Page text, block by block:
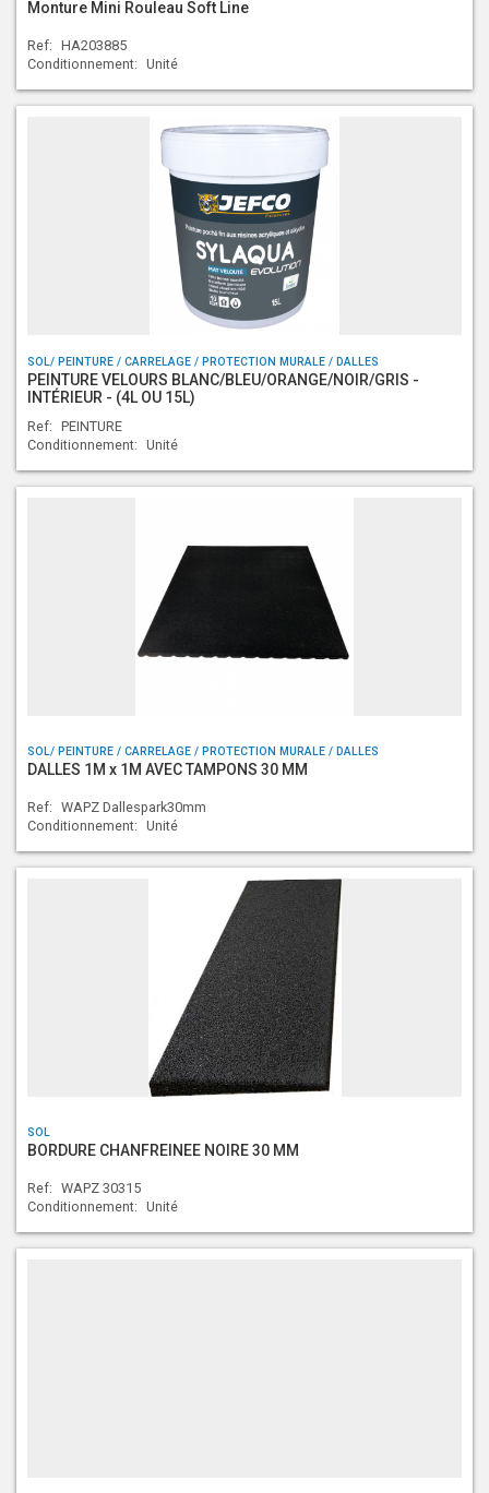
Monture Mini Rouleau Soft Line
Ref: HA203885
Conditionnement: Unité
SOL/ PEINTURE / CARRELAGE / PROTECTION MURALE / DALLES
PEINTURE VELOURS BLANC/BLEU/ORANGE/NOIR/GRIS -
INTÉRIEUR - (4L OU 15L)
Ref: PEINTURE
Conditionnement: Unité
SOL/ PEINTURE / CARRELAGE / PROTECTION MURALE / DALLES
DALLES 1M x 1M AVEC TAMPONS 30 MM
Ref: WAPZ Dallespark30mm
Conditionnement: Unité
SOL
BORDURE CHANFREINEE NOIRE 30 MM
Ref: WAPZ 30315
Conditionnement: Unité